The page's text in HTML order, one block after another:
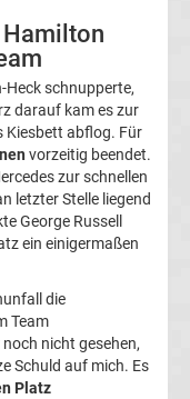
Heck schnupperte,
darauf kam es zur
Kiesbett abflog. Für
vorzeitig beendet.
zur schnellen
letzter Stelle liegend
George Russell
ein einigermaßen
die
Team
nicht gesehen,
Schuld auf mich. Es
Platz